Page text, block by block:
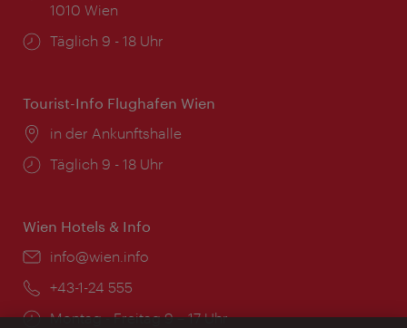
1010 Wien
Öffnungszeiten:
Täglich 9 - 18 Uhr
Tourist-Info Flughafen Wien
Ort:
in der Ankunftshalle
Öffnungszeiten:
Täglich 9 - 18 Uhr
Wien Hotels & Info
Email:
info@wien.info
Telefon:
+43-1-24 555
Öffnungszeiten:
Montag - Freitag 9 – 17 Uhr